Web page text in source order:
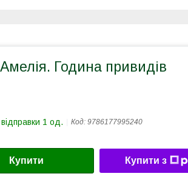
Амелія. Година привидів
1 од. Код: 9786177995240
Купити Купити з